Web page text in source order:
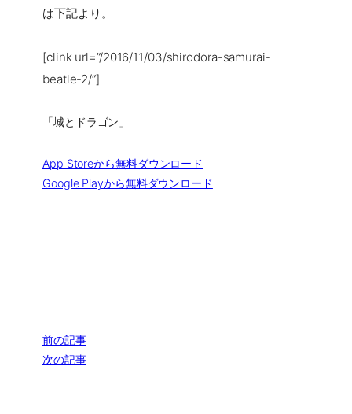
は下記より。
[clink url=”/2016/11/03/shirodora-samurai-
beatle-2/”]
「城とドラゴン」
App Storeから無料ダウンロード
Google Playから無料ダウンロード
前の記事
次の記事